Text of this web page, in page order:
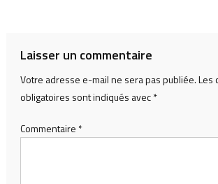
Laisser un commentaire
Votre adresse e-mail ne sera pas publiée.Les
obligatoires sont indiqués avec*
Commentaire *